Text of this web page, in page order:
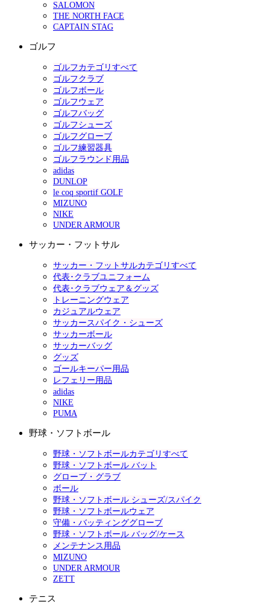
SALOMON
THE NORTH FACE
CAPTAIN STAG
ゴルフ
ゴルフカテゴリすべて
ゴルフクラブ
ゴルフボール
ゴルフウェア
ゴルフバッグ
ゴルフシューズ
ゴルフグローブ
ゴルフ練習器具
ゴルフラウンド用品
adidas
DUNLOP
le coq sportif GOLF
MIZUNO
NIKE
UNDER ARMOUR
サッカー・フットサル
サッカー・フットサルカテゴリすべて
代表･クラブユニフォーム
代表･クラブウェア＆グッズ
トレーニングウェア
カジュアルウェア
サッカースパイク・シューズ
サッカーボール
サッカーバッグ
グッズ
ゴールキーパー用品
レフェリー用品
adidas
NIKE
PUMA
野球・ソフトボール
野球・ソフトボールカテゴリすべて
野球・ソフトボール バット
グローブ・グラブ
ボール
野球・ソフトボール シューズ/スパイク
野球・ソフトボールウェア
守備・バッティンググローブ
野球・ソフトボール バッグ/ケース
メンテナンス用品
MIZUNO
UNDER ARMOUR
ZETT
テニス